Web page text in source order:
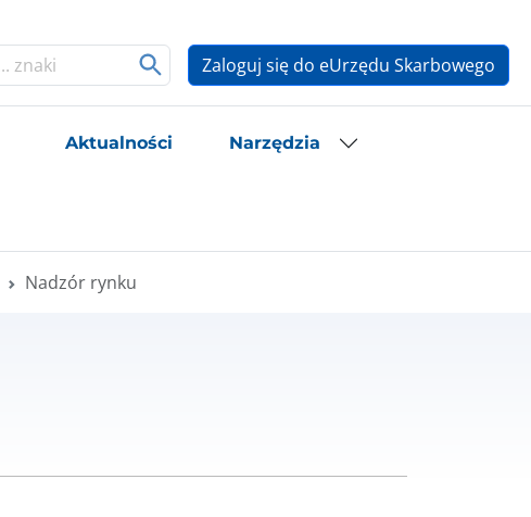
Zaloguj się do eUrzędu Skarbowego
Aktualności Narzędzia
Nadzór rynku